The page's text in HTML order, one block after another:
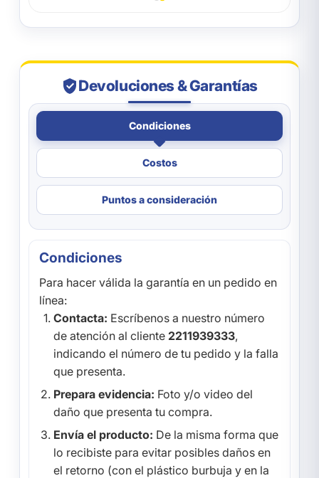
Devoluciones & Garantías
Condiciones
Costos
Puntos a consideración
Condiciones
Para hacer válida la garantía en un pedido en
línea:
Contacta: Escríbenos a nuestro número
de atención al cliente 2211939333,
indicando el número de tu pedido y la falla
que presenta.
Prepara evidencia: Foto y/o video del
daño que presenta tu compra.
Envía el producto: De la misma forma que
lo recibiste para evitar posibles daños en
el retorno (con el plástico burbuja y en la